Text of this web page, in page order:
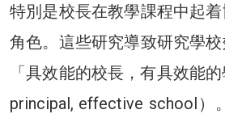
特別是校長在教學課程中起
角色。這些研究導致研究學校
「具效能的校長，有具效能
principal, effective school）